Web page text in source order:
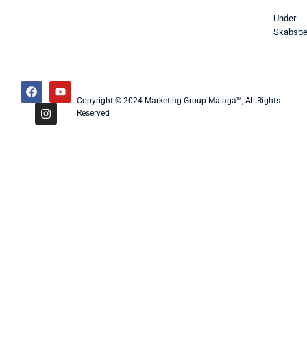
Under-
Copyright © 2024 Marketing Group Malaga™, All Rights
Reserved